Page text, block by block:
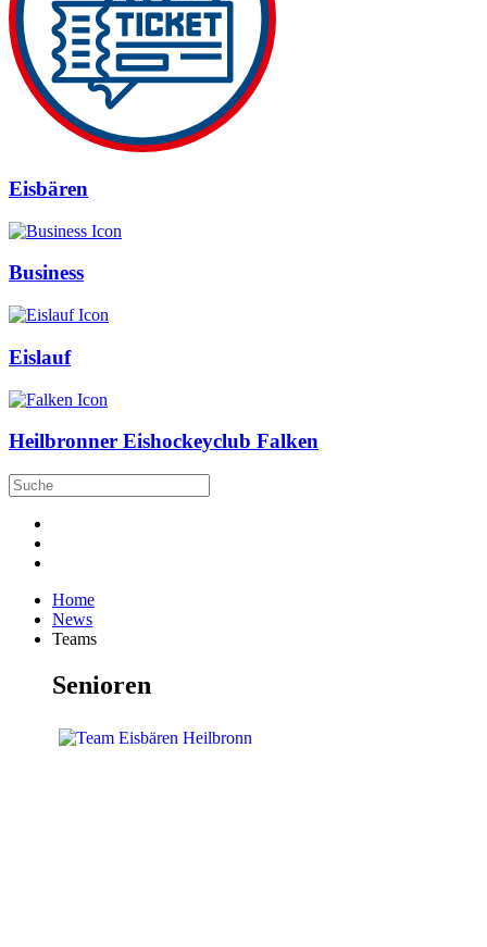
Eisbären
Business
Eislauf
Heilbronner Eishockeyclub Falken
Home
News
Teams
Senioren